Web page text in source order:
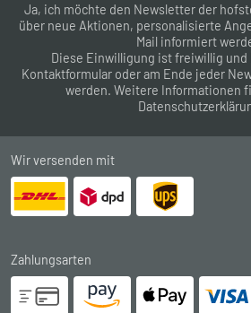
Ja, ich möchte den Newsletter der
über neue Aktionen, personalisierte
Mail informiert
Diese Einwilligung ist freiwillig und
Kontaktformular oder am Ende jeder
werden. Weitere Informationen
Wir versenden mit
Zahlungsarten